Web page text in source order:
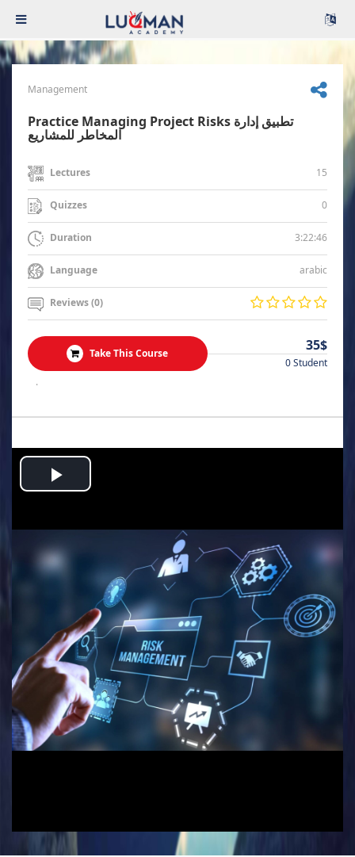
Management
Practice Managing Project Risks تطبيق إدارة
المخاطر للمشاريع
Lectures 15
Quizzes 0
Duration 3:22:46
Language arabic
Reviews (0)
Take This Course 35$
0 Student
.
Play
Video